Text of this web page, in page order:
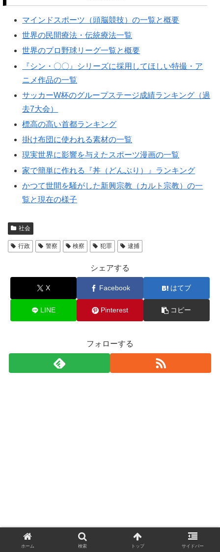
マインドスポーツ（頭脳競技）の一覧と概要
世界の民間療法・伝統療法一覧
世界のプロ野球リーグ一覧と概要
『シン・〇〇』シリーズに採用してほしい特撮・ア
ニメ作品の一覧
サッカーW杯のグループステージ成績ランキング（過
去7大会）
標高の高い首都ランキング
掛け布団に使われる素材の一覧
現実世界に影響を与えたスポーツ漫画の一覧
家で簡単に作れる『丼（どんぶり）』ランキング
かつて世間を騒がした新興宗教（カルト宗教）の一
覧と現在の様子
社会
行政 警察 検察 犯罪 逮捕
シェアする
X Facebook はてブ
LINE Pinterest コピー
フォローする
ホーム 検索 トップ サイドバー